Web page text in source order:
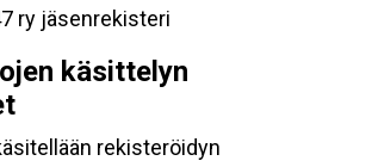
ry jäsenrekisteri
käsittelyn
rekisteröidyn